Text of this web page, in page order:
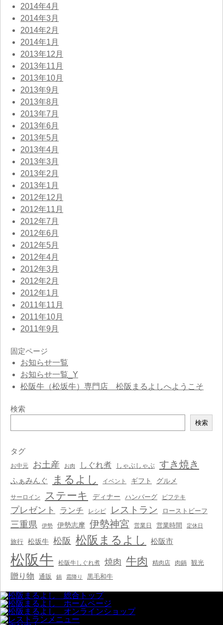
2014年4月
2014年3月
2014年2月
2014年1月
2013年12月
2013年11月
2013年10月
2013年9月
2013年8月
2013年7月
2013年6月
2013年5月
2013年4月
2013年3月
2013年2月
2013年1月
2012年12月
2012年11月
2012年7月
2012年6月
2012年5月
2012年4月
2012年3月
2012年2月
2012年1月
2011年11月
2011年10月
2011年9月
固定ページ
お知らせ一覧
お知らせ一覧_Y
松阪牛（松坂牛）専門店 松阪まるよしへようこそ
検索
索
検索
タグ
お中元 お土産 お肉 しぐれ煮 しゃぶしゃぶ すき焼き
ふぁみんぐ まるよし イベント ギフト グルメ
サーロイン ステーキ ディナー ハンバーグ ビフテキ
プレゼント ランチ レシピ レストラン ローストビーフ
三重県 伊勢 伊勢志摩 伊勢神宮 営業日 営業時間 定休日
旅行 松坂牛 松阪 松阪まるよし 松阪市
松阪牛 松阪牛しぐれ煮 焼肉 牛肉 精肉店 肉鍋 観光
贈り物 通販 鍋 霜降り 黒毛和牛